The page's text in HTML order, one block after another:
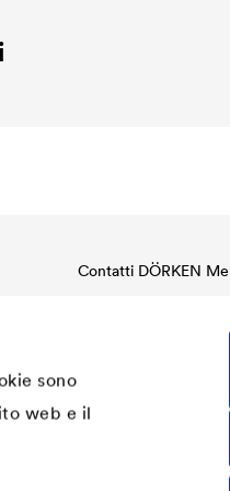
sono
web e il
Contatti DÖRKEN
24126 Bergamo
Italia